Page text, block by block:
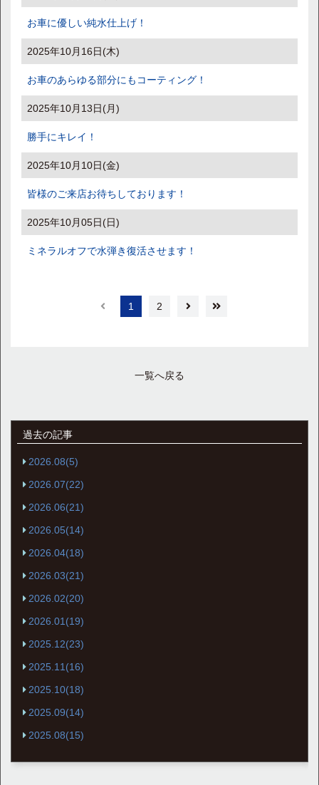
お車に優しい純水仕上げ！
2025年10月16日(木)
お車のあらゆる部分にもコーティング！
2025年10月13日(月)
勝手にキレイ！
2025年10月10日(金)
皆様のご来店お待ちしております！
2025年10月05日(日)
ミネラルオフで水弾き復活させます！
1 2
一覧へ戻る
過去の記事
2026.08(5)
2026.07(22)
2026.06(21)
2026.05(14)
2026.04(18)
2026.03(21)
2026.02(20)
2026.01(19)
2025.12(23)
2025.11(16)
2025.10(18)
2025.09(14)
2025.08(15)